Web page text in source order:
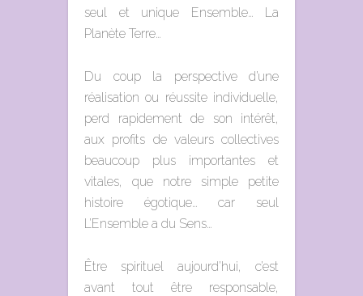
seul et unique Ensemble… La
Planète Terre…
Du coup la perspective d’une
réalisation ou réussite individuelle,
perd rapidement de son intérêt,
aux profits de valeurs collectives
beaucoup plus importantes et
vitales, que notre simple petite
histoire égotique… car seul
L’Ensemble a du Sens…
Être spirituel aujourd’hui, c’est
avant tout être responsable,